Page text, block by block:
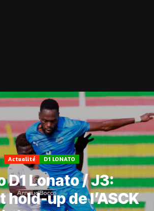
Actualité D1 LONATO
D1 Lonato / J3:
hold-up de l’ASCK